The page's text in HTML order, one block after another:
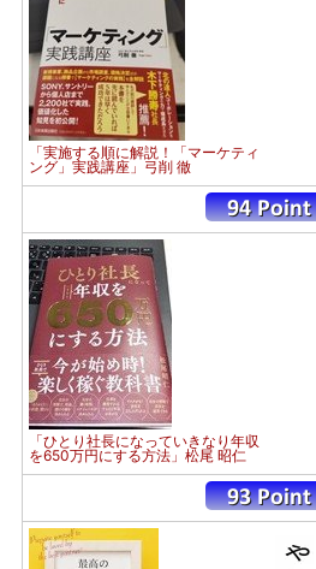
「実施する順に解説！「マーケティ
ング」実践講座」弓削 徹
「ひとり社長になっていきなり年収
を650万円にする方法」松尾 昭仁